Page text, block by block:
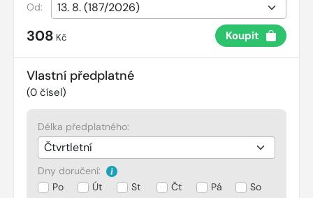
Od:
308 Kč Koupit
Vlastní předplatné
(0 čísel)
Délka předplatného:
Dny doručení:
Po
Út St Čt Pá So